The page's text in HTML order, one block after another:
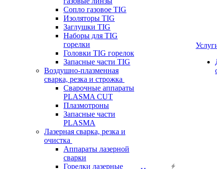
Сопло газовое TIG
Изоляторы TIG
Заглушки TIG
Наборы для TIG
горелки
Головки TIG горелок
Запасные части TIG
Воздушно-плазменная
сварка, резка и строжка
Сварочные аппараты
PLASMA CUT
Плазмотроны
Запасные части
PLASMA
Лазерная сварка, резка и
очистка
Аппараты лазерной
сварки
Горелки лазерные